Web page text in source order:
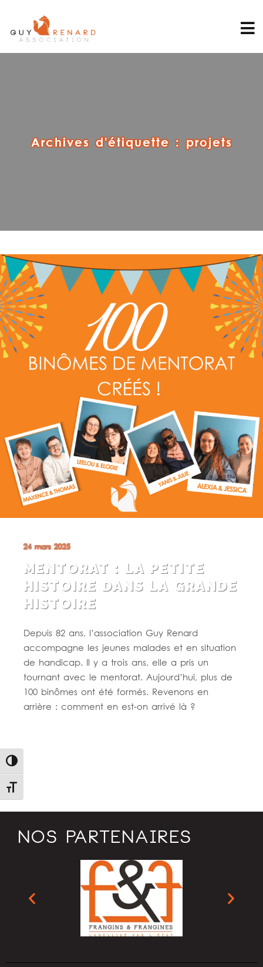
Passer en contraste élevé
Changer la taille de la police
Archives d'étiquette :projets
24 mars 2025
MENTORAT : LA PETITE
HISTOIRE DANS LA GRANDE
HISTOIRE
Depuis 82 ans, l’association Guy Renard
accompagne les jeunes malades et en situation
de handicap. Il y a trois ans, elle a pris un
tournant avec le mentorat. Aujourd’hui, plus de
100 binômes ont été formés. Revenons en
arrière : comment en est-on arrivé là ?
NOS PARTENAIRES